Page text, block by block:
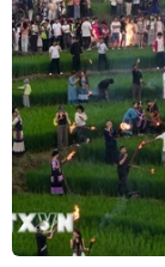
chức năng,
việc để chủ
hiện, bảo
Thủ tướng
Chiến lược
thích ứng an
bệnh; chủ